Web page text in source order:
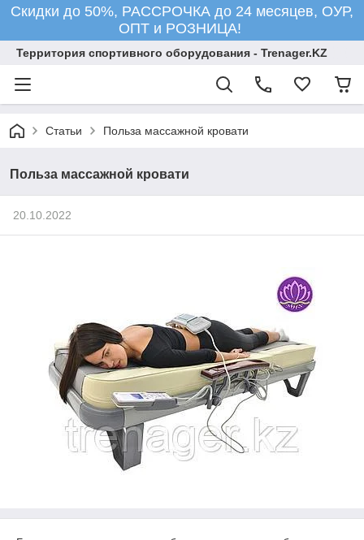
Скидки до 50%, РАССРОЧКА до 24 месяцев, ОУР,
ОПТ и РОЗНИЦА!
Территория спортивного оборудования - Trenager.KZ
Статьи Польза массажной кровати
Польза массажной кровати
20.10.2022